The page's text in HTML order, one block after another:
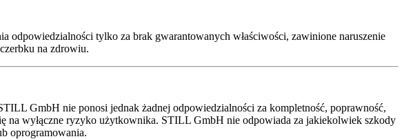
odpowiedzialności tylko za brak gwarantowanych właściwości, zawinione naruszenie
na zdrowiu.
GmbH nie ponosi jednak żadnej odpowiedzialności za kompletność, poprawność,
na wyłączne ryzyko użytkownika. STILL GmbH nie odpowiada za jakiekolwiek szkody
oprogramowania.